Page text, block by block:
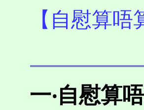
【自慰算
一‧自慰算